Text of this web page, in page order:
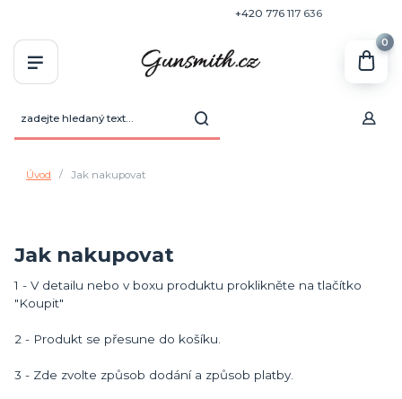
+420 776 117 636
0
Úvod Jak nakupovat
Jak nakupovat
1 - V detailu nebo v boxu produktu proklikněte na tlačítko
"Koupit"
2 - Produkt se přesune do košíku.
3 - Zde zvolte způsob dodání a způsob platby.